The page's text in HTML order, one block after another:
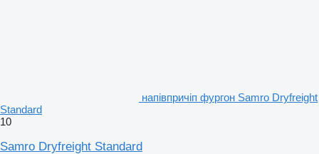
напівпричіп фургон Samro Dryfreight
Standard
10
Samro Dryfreight Standard